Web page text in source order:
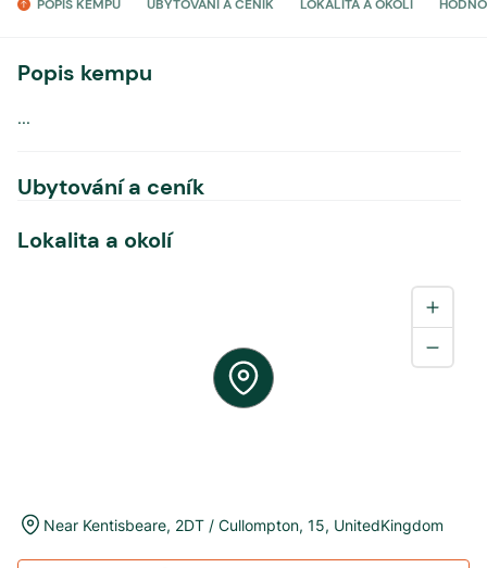
POPIS KEMPU UBYTOVÁNÍ A CENÍK LOKALITA A OKOLÍ
Popis kempu
...
Ubytování a ceník
Lokalita a okolí
Near Kentisbeare, 2DT / Cullompton, 15, UnitedKingdom